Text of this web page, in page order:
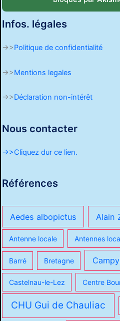
Infos. légales
->>Politique de confidentialité
->>Mentions legales
->>Déclaration non-intérêt
Nous contacter
->>Cliquez dur ce lien.
Références
Aedes albopictus Alain
Antenne locale Antennes
Barré Bretagne
Castelnau-le-Lez Centre
CHU Gui de Chauliac